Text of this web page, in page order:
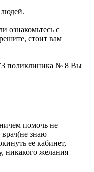
ознакомьтесь с
стоит вам
УЗ поликлиника № 8 Вы
помочь не
врач(не знаю
ее кабинет,
никакого желания